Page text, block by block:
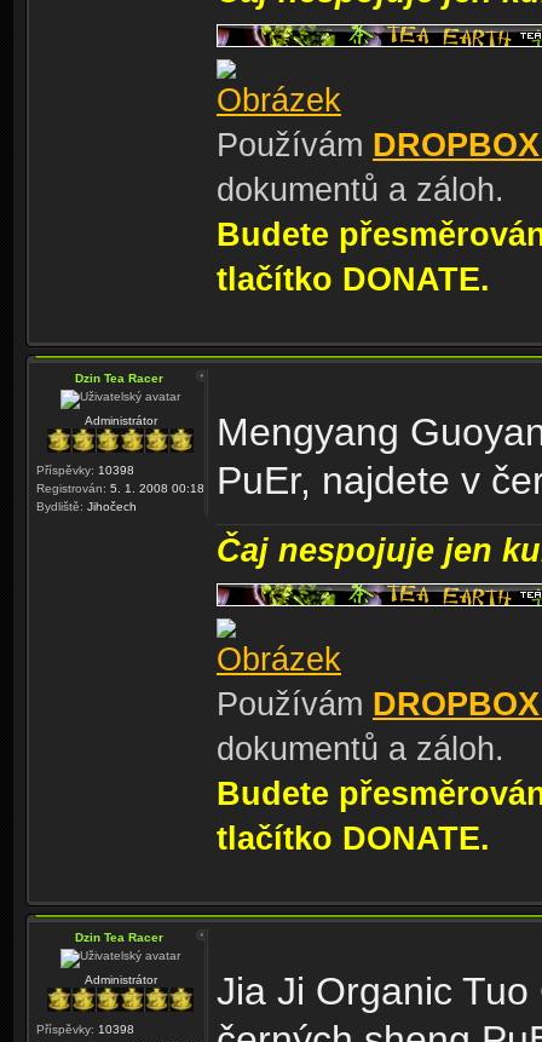
Používám
dokumentů a záloh.
Budete
tlačítko DONATE.
Dzin Tea Racer
Administrátor
Příspěvky: 10398
Registrován: 5. 1. 2008 00:18
Bydliště: Jihočech
Mengyang
PuEr, najdete v
Čaj nespojuje jen
Používám
dokumentů a záloh.
Budete
tlačítko DONATE.
Dzin Tea Racer
Administrátor
Příspěvky: 10398
Jia Ji Organic